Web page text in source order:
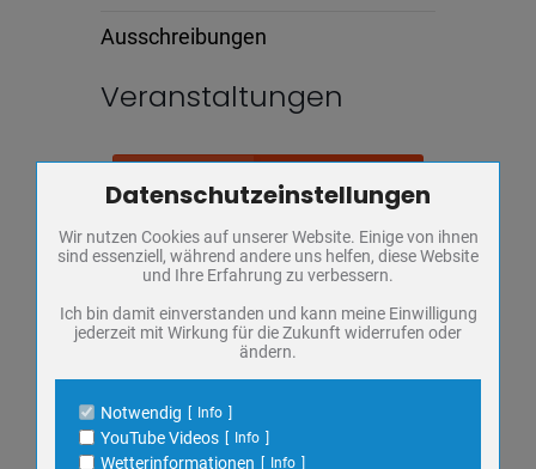
Ausschreibungen
Veranstaltungen
SONDERAUSSTELLUNG: JUSTUS
FRIEDRICH WILHELM ZACHARIÄ
Regionalmuseum
FÜHRUNG
SONDERAUSSTELLUNG
Zum Betrieb der Seite notwendige Cookies / Drittanbieter:
Name
PHP Session Cookie
Anbieter
Eigentümer dieser Website
Schutz
Cookie Name
PHPSESSID, fe_typo_user
Name
Cookiespeicherung Entscheidungscookie
Anbieter
Eigentümer dieser Website
Datenschutzeinstellungen
Wir nutzen Cookies auf unserer Website. Einige von ihnen
sind essenziell, während andere uns helfen, diese Website
und Ihre Erfahrung zu verbessern.
Ich bin damit einverstanden und kann meine Einwilligung
jederzeit mit Wirkung für die Zukunft widerrufen oder
ändern.
Notwendig Info
YouTube Videos Info
Wetterinformationen Info